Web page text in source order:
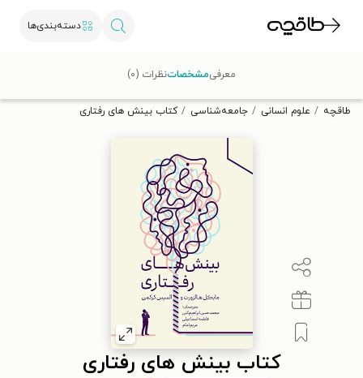
دسته‌بندی‌ها
تخفیف از طاقچه دریافت کن.
طاقچه علوم انسانی جامعه‌شناسی کتاب بینش های رفتاری
کتاب بینش های رفتاری
معرفیمشخصاتنظرات (۰)